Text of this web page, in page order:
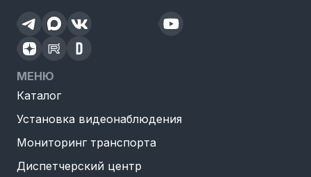
МЕНЮ
Каталог
Установка видеонаблюдения
Мониторинг транспорта
Диспетчерский центр